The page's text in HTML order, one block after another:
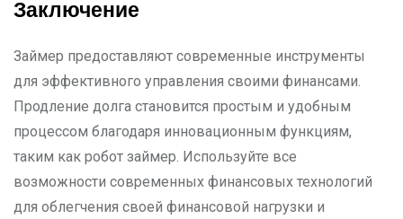
Заключение
Займер предоставляют современные инструменты
для эффективного управления своими финансами.
Продление долга становится простым и удобным
процессом благодаря инновационным функциям,
таким как робот займер. Используйте все
возможности современных финансовых технологий
для облегчения своей финансовой нагрузки и